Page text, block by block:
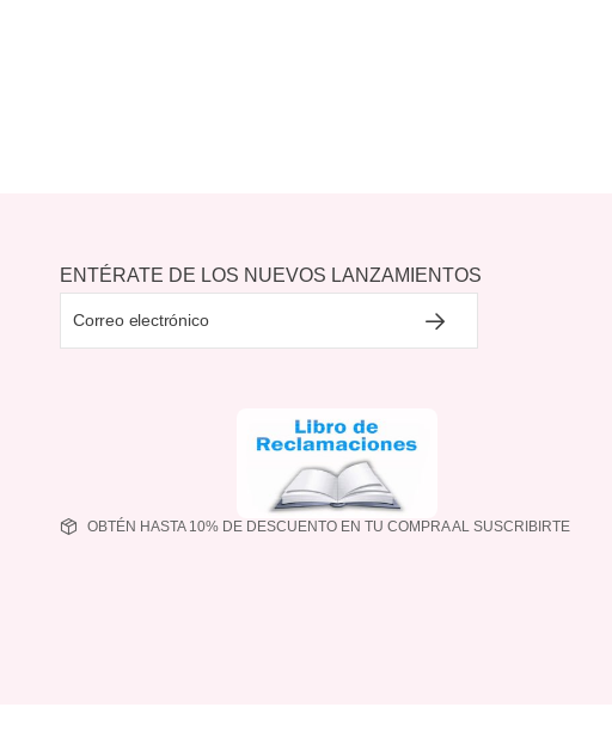
ENTÉRATE DE LOS NUEVOS LANZAMIENTOS
OBTÉN HASTA 10% DE DESCUENTO EN TU COMPRA AL SUSCRIBIRTE